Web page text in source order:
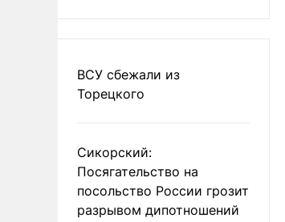
ВСУ сбежали из
Торецкого
Сикорский:
Посягательство на
посольство России грозит
разрывом дипотношений